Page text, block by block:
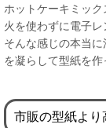
ホットケーキミック
火を使わずに電子レ
そんな感じの本当
を凝らして型紙を作
市販の型紙より